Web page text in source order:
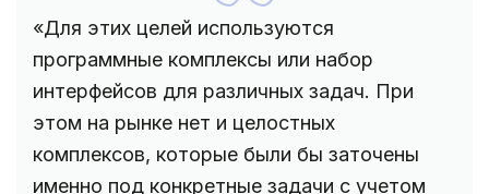
«Для этих целей используются
программные комплексы или набор
интерфейсов для различных задач. При
этом на рынке нет и целостных
комплексов, которые были бы заточены
именно под конкретные задачи с учетом